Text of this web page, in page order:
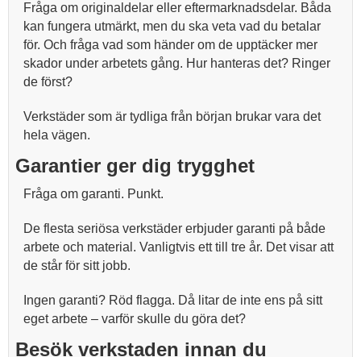
Fråga om originaldelar eller eftermarknadsdelar. Båda
kan fungera utmärkt, men du ska veta vad du betalar
för. Och fråga vad som händer om de upptäcker mer
skador under arbetets gång. Hur hanteras det? Ringer
de först?
Verkstäder som är tydliga från början brukar vara det
hela vägen.
Garantier ger dig trygghet
Fråga om garanti. Punkt.
De flesta seriösa verkstäder erbjuder garanti på både
arbete och material. Vanligtvis ett till tre år. Det visar att
de står för sitt jobb.
Ingen garanti? Röd flagga. Då litar de inte ens på sitt
eget arbete – varför skulle du göra det?
Besök verkstaden innan du